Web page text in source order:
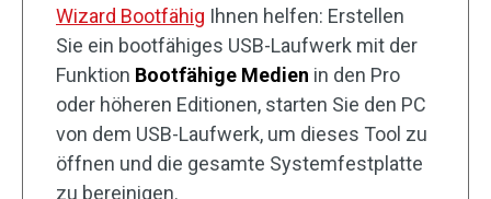
Wizard Bootfähig Ihnen helfen: Erstellen
Sie ein bootfähiges USB-Laufwerk mit der
Funktion Bootfähige Medien in den Pro
oder höheren Editionen, starten Sie den PC
von dem USB-Laufwerk, um dieses Tool zu
öffnen und die gesamte Systemfestplatte
zu bereinigen.